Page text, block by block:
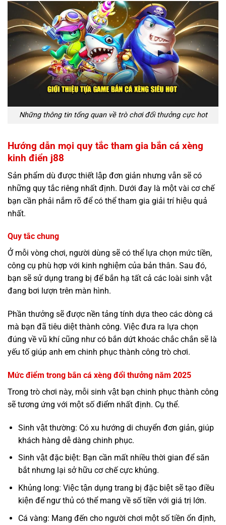
Những thông tin tổng quan về trò chơi đổi thưởng cực hot
Hướng dẫn mọi quy tắc tham gia bắn cá xèng
kinh điển j88
Sản phẩm dù được thiết lập đơn giản nhưng vẫn sẽ có
những quy tắc riêng nhất định. Dưới đay là một vài cơ chế
bạn cần phải nắm rõ để có thể tham gia giải trí hiệu quả
nhất.
Quy tắc chung
Ở mỗi vòng chơi, người dùng sẽ có thể lựa chọn mức tiền,
công cụ phù hợp với kinh nghiệm của bản thân. Sau đó,
bạn sẽ sử dụng trang bị để bắn hạ tất cả các loài sinh vật
đang bơi lượn trên màn hình.
Phần thưởng sẽ được nền tảng tính dựa theo các dòng cá
mà bạn đã tiêu diệt thành công. Việc đưa ra lựa chọn
đúng về vũ khí cũng như có bắn dứt khoác chắc chắn sẽ là
yếu tố giúp anh em chinh phục thành công trò chơi.
Mức điểm trong bắn cá xèng đổi thưởng năm 2025
Trong trò chơi này, mỗi sinh vật bạn chinh phục thành công
sẽ tương ứng với một số điểm nhất định. Cụ thể.
Sinh vật thường: Có xu hướng di chuyển đơn giản, giúp
khách hàng dễ dàng chinh phục.
Sinh vật đặc biệt: Bạn cần mất nhiều thời gian để săn
bắt nhưng lại sở hữu cơ chế cực khủng.
Khủng long: Việc tận dụng trang bị đặc biệt sẽ tạo điều
kiện để ngư thủ có thể mang về số tiền với giá trị lớn.
Cá vàng: Mang đến cho người chơi một số tiền ổn định,